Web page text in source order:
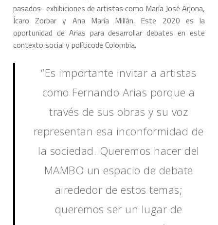
pasados- exhibiciones de artistas como María José Arjona,
Ícaro Zorbar y Ana María Millán. Este 2020 es la
oportunidad de Arias para desarrollar debates en este
contexto social y políticode Colombia.
“Es importante invitar a artistas
como Fernando Arias porque a
través de sus obras y su voz
representan esa inconformidad de
la sociedad. Queremos hacer del
MAMBO un espacio de debate
alrededor de estos temas;
queremos ser un lugar de